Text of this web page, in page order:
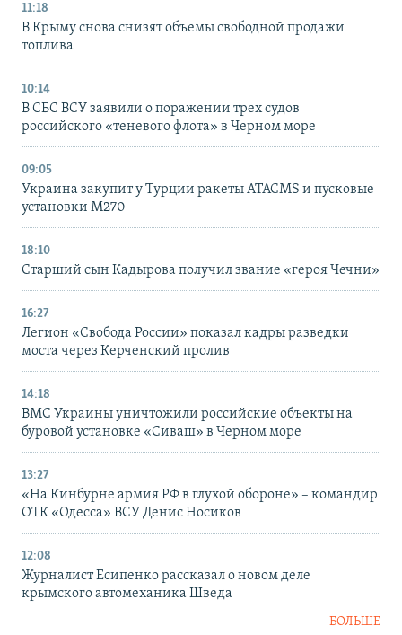
11:18
В Крыму снова снизят объемы свободной продажи
топлива
10:14
В СБС ВСУ заявили о поражении трех судов
российского «теневого флота» в Черном море
09:05
Украина закупит у Турции ракеты ATACMS и пусковые
установки M270
18:10
Старший сын Кадырова получил звание «героя Чечни»
16:27
Легион «Свобода России» показал кадры разведки
моста через Керченский пролив
14:18
ВМС Украины уничтожили российские объекты на
буровой установке «Сиваш» в Черном море
13:27
«На Кинбурне армия РФ в глухой обороне» – командир
ОТК «Одесса» ВСУ Денис Носиков
12:08
Журналист Есипенко рассказал о новом деле
крымского автомеханика Шведа
БОЛЬШЕ